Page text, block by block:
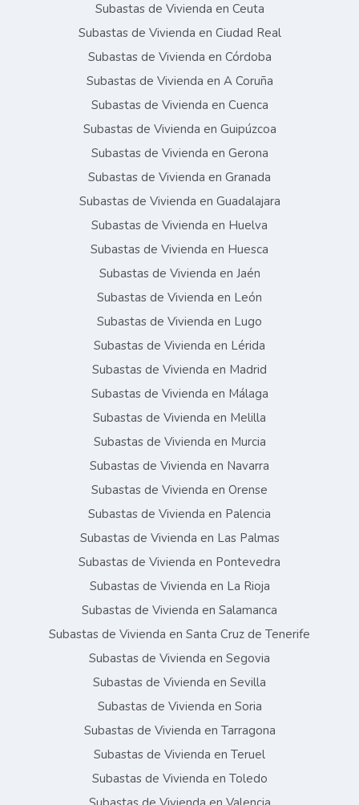
Subastas de Vivienda en Ceuta
Subastas de Vivienda en Ciudad Real
Subastas de Vivienda en Córdoba
Subastas de Vivienda en A Coruña
Subastas de Vivienda en Cuenca
Subastas de Vivienda en Guipúzcoa
Subastas de Vivienda en Gerona
Subastas de Vivienda en Granada
Subastas de Vivienda en Guadalajara
Subastas de Vivienda en Huelva
Subastas de Vivienda en Huesca
Subastas de Vivienda en Jaén
Subastas de Vivienda en León
Subastas de Vivienda en Lugo
Subastas de Vivienda en Lérida
Subastas de Vivienda en Madrid
Subastas de Vivienda en Málaga
Subastas de Vivienda en Melilla
Subastas de Vivienda en Murcia
Subastas de Vivienda en Navarra
Subastas de Vivienda en Orense
Subastas de Vivienda en Palencia
Subastas de Vivienda en Las Palmas
Subastas de Vivienda en Pontevedra
Subastas de Vivienda en La Rioja
Subastas de Vivienda en Salamanca
Subastas de Vivienda en Santa Cruz de Tenerife
Subastas de Vivienda en Segovia
Subastas de Vivienda en Sevilla
Subastas de Vivienda en Soria
Subastas de Vivienda en Tarragona
Subastas de Vivienda en Teruel
Subastas de Vivienda en Toledo